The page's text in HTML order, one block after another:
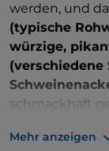
werden, und
(typische
würzige,
(verschiedene
schmackhaft
Produktion der
Mehr anzeigen